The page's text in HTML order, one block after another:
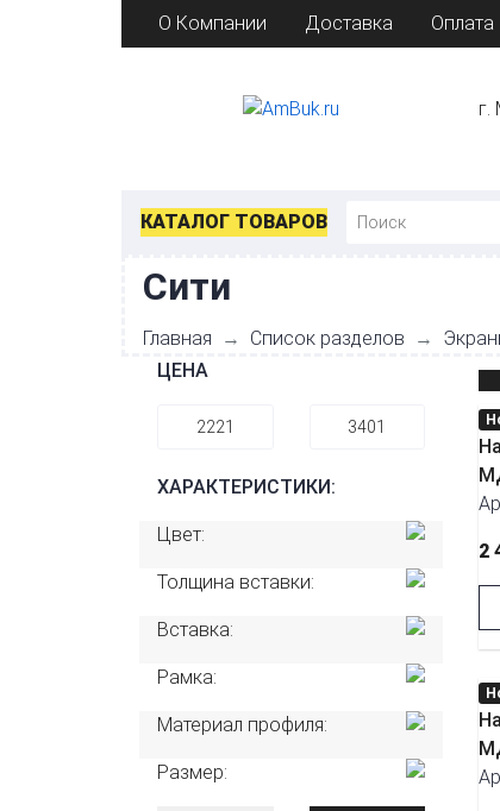
О Компании Доставка Оплата
г.
КАТАЛОГ ТОВАРОВ
Сити
Главная Список разделов
ЦЕНА
ХАРАКТЕРИСТИКИ:
Цвет:
Толщина вставки:
Вставка:
Рамка:
Материал профиля:
Размер:
2